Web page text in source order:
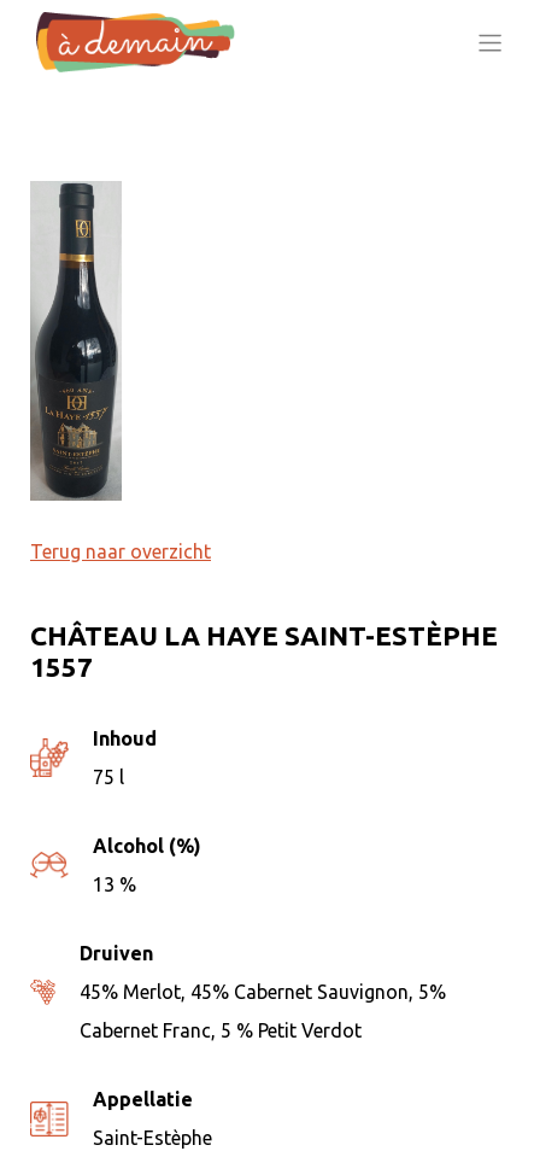
Terug naar overzicht
CHÂTEAU LA HAYE SAINT-ESTÈPHE
1557
Inhoud
75 l
Alcohol (%)
13 %
Druiven
45% Merlot, 45% Cabernet Sauvignon, 5%
Cabernet Franc, 5 % Petit Verdot
Appellatie
Saint-Estèphe